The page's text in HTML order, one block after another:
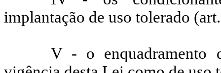
implantação de uso tolerado
V - o enquadramento